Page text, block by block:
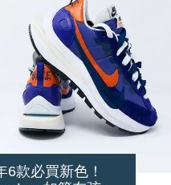
款必買新色！